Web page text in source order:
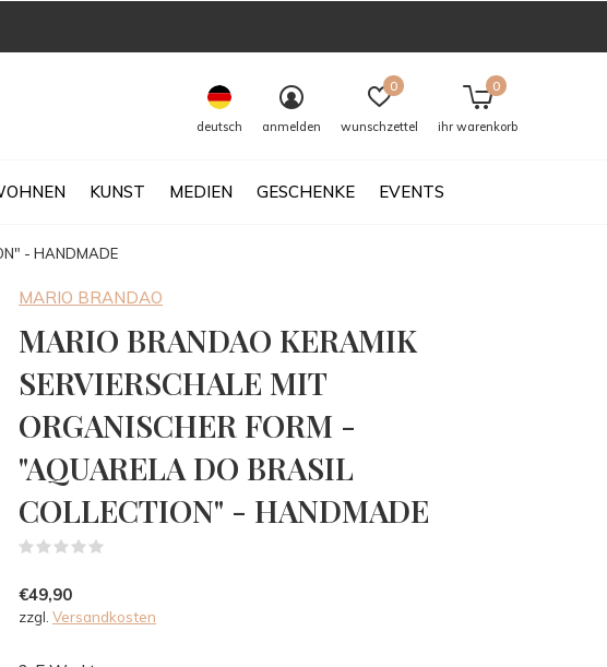
KUNST MEDIEN GESCHENKE EVENTS
deutsch anmelden wunschzettel
0
ihr warenkorb
0
- HANDMADE
MARIO BRANDAO
MARIO BRANDAO KERAMIK
SERVIERSCHALE MIT
ORGANISCHER FORM -
"AQUARELA DO BRASIL
COLLECTION" - HANDMADE
€49,90
zzgl. Versandkosten